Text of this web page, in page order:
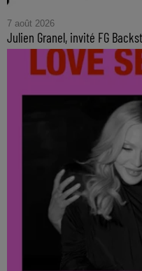
7 août 2026
Julien Granel, invité FG